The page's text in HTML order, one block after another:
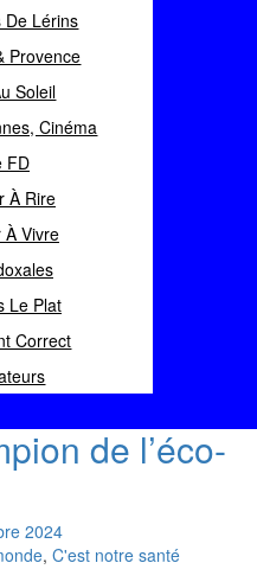
De Lérins
Provence
Soleil
Cinéma
FD
À Rire
À Vivre
Le Plat
Correct
de l’éco-
2024
, C'est notre santé